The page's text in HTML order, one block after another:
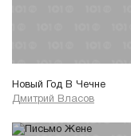
Новый Год В Чечне
Дмитрий Власов